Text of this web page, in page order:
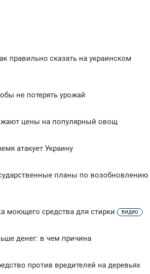
правильно сказать на украинском
не потерять урожай
цены на популярный овощ
атакует Украину
планы по возобновлению
моющего средства для стирки
видео
денег: в чем причина
против вредителей на деревьях